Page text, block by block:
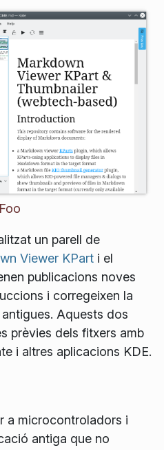
Foo
un parell de
Viewer KPart i el
publicacions noves
i corregeixen la
Aquests dos
prèvies dels fitxers amb
i altres aplicacions KDE.
a microcontroladors i
antiga que no